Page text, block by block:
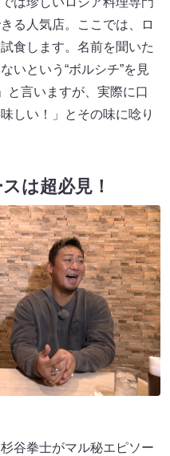
る人気店。ここでは、ロ
食します。名前を聞いた
いという“ボルシチ”を見
と言いますが、実際に口
しい！」とその味に唸り
は超必見！
谷拳士がマル秘エピソー